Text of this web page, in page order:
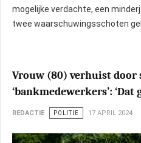
mogelijke verdachte, een
twee waarschuwingsschoten
Vrouw (80) verhuist door
‘bankmedewerkers’: ‘Dat
REDACTIE POLITIE 17 APRIL 2024